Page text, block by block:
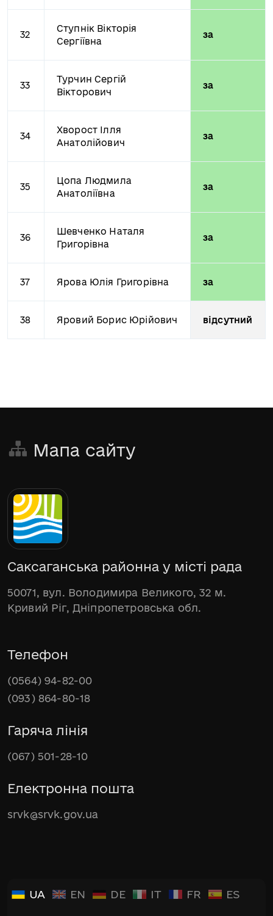
32
Ступнік Вікторія
Сергіївна
за
33
Турчин Сергій
Вікторович
за
34
Хворост Ілля
Анатолійович
за
35
Цопа Людмила
Анатоліївна
за
36
Шевченко Наталя
Григорівна
за
37 Ярова Юлія Григорівна за
38 Яровий Борис Юрійович відсутний
Мапа сайту
Саксаганська районна у місті рада
50071, вул. Володимира Великого, 32 м.
Кривий Ріг, Дніпропетровська обл.
Телефон
(0564) 94-82-00
(093) 864-80-18
Гаряча лінія
(067) 501-28-10
Електронна пошта
srvk@srvk.gov.ua
UA EN DE IT FR ES